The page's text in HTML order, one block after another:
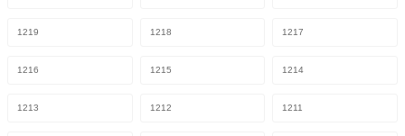
1219 1218 1217
1216 1215 1214
1213 1212 1211